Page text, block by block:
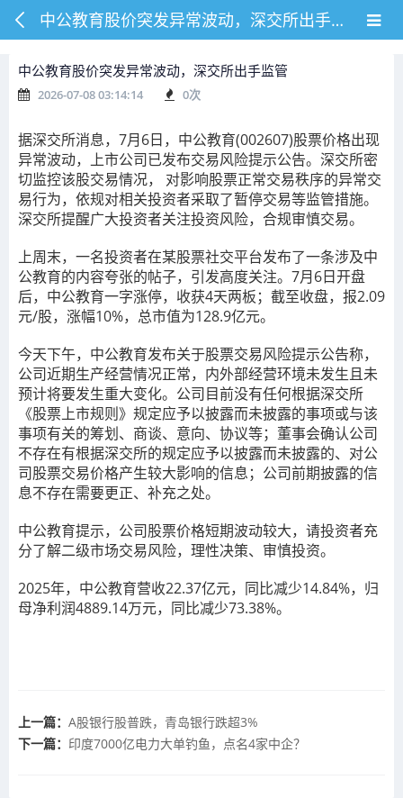
中公教育股价突发异常波动，深交所出手监管
中公教育股价突发异常波动，深交所出手监管
2026-07-08 03:14:14 0次
据深交所消息， 7月6日，中公教育(002607)股票价格出现
异常波动，上市公司已发布交易风险提示公告。深交所密
切监控该股交易情况， 对影响股票正常交易秩序的异常交
易行为，依规对相关投资者采取了暂停交易等监管措施。
深交所提醒广大投资者关注投资风险，合规审慎交易。
上周末，一名投资者在某股票社交平台发布了一条涉及中
公教育的内容夸张的帖子，引发高度关注。7月6日开盘
后，中公教育一字涨停，收获4天两板；截至收盘，报2.09
元/股，涨幅10%，总市值为128.9亿元。
今天下午，中公教育发布关于股票交易风险提示公告称，
公司近期生产经营情况正常，内外部经营环境未发生且未
预计将要发生重大变化。公司目前没有任何根据深交所
《股票上市规则》规定应予以披露而未披露的事项或与该
事项有关的筹划、商谈、意向、协议等；董事会确认公司
不存在有根据深交所的规定应予以披露而未披露的、对公
司股票交易价格产生较大影响的信息；公司前期披露的信
息不存在需要更正、补充之处。
中公教育提示，公司股票价格短期波动较大，请投资者充
分了解二级市场交易风险，理性决策、审慎投资。
2025年，中公教育营收22.37亿元，同比减少14.84%，归
母净利润4889.14万元，同比减少73.38%。
上一篇： A股银行股普跌，青岛银行跌超3%
下一篇： 印度7000亿电力大单钓鱼，点名4家中企？